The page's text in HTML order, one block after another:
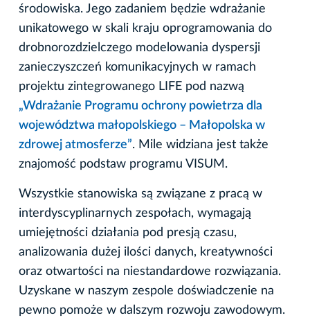
środowiska. Jego zadaniem będzie wdrażanie
unikatowego w skali kraju oprogramowania do
drobnorozdzielczego modelowania dyspersji
zanieczyszczeń komunikacyjnych w ramach
projektu zintegrowanego LIFE pod nazwą
„Wdrażanie Programu ochrony powietrza dla
województwa małopolskiego – Małopolska w
zdrowej atmosferze”. Mile widziana jest także
znajomość podstaw programu VISUM.
Wszystkie stanowiska są związane z pracą w
interdyscyplinarnych zespołach, wymagają
umiejętności działania pod presją czasu,
analizowania dużej ilości danych, kreatywności
oraz otwartości na niestandardowe rozwiązania.
Uzyskane w naszym zespole doświadczenie na
pewno pomoże w dalszym rozwoju zawodowym.